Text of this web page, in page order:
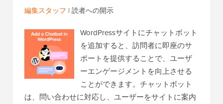
編集スタッフ | 読者への開示
WordPressサイトにチャットボット
を追加すると、訪問者に即座のサ
ポートを提供することで、ユーザ
ーエンゲージメントを向上させる
ことができます。チャットボット
は、問い合わせに対応し、ユーザーをサイトに案内